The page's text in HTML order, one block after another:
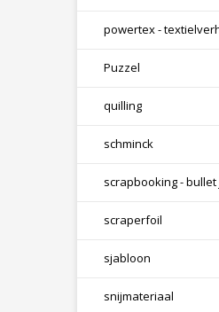
powertex -
Puzzel
quilling
schminck
scrapbooking -
scraperfoil
sjabloon
snijmateriaal